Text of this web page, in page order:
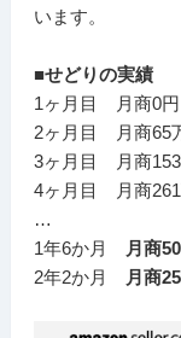
います。
■せどりの実績
1ヶ月目 月商0円
2ヶ月目 月商65
3ヶ月目 月商
4ヶ月目 月商
…
1年6か月
月商
2年2か月
月商